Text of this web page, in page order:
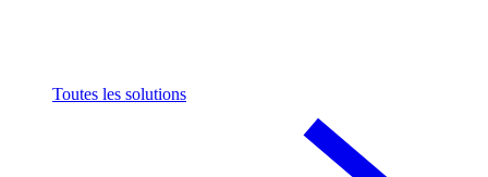
Toutes les solutions